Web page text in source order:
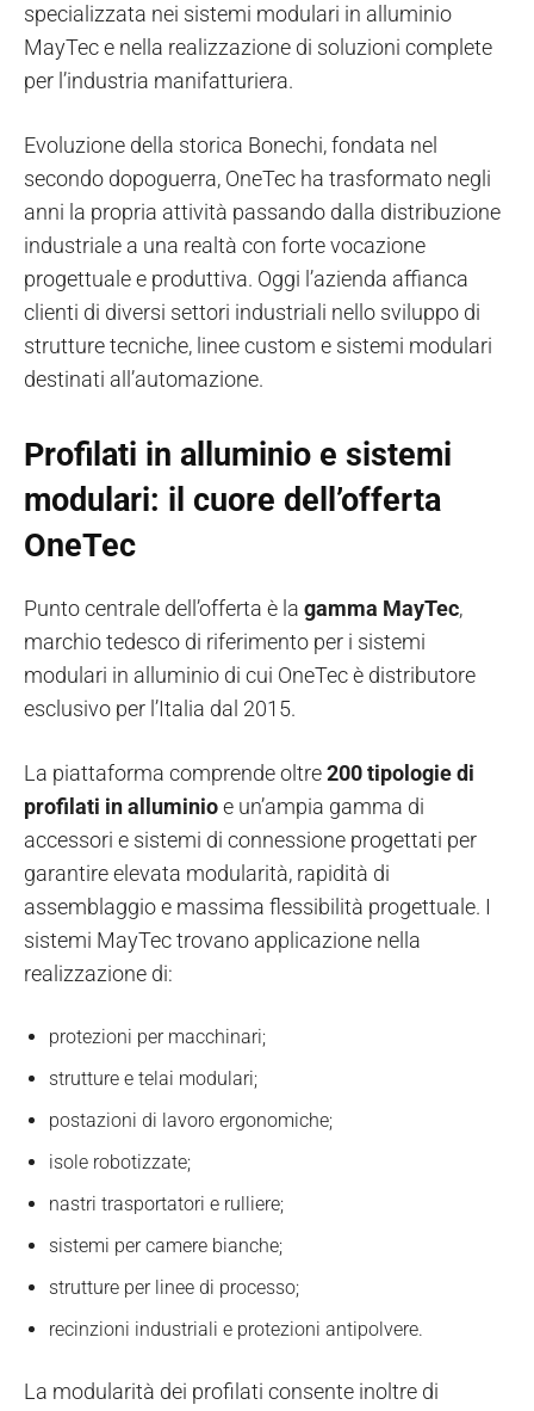
specializzata nei sistemi modulari in alluminio
MayTec e nella realizzazione di soluzioni complete
per l’industria manifatturiera.
Evoluzione della storica Bonechi, fondata nel
secondo dopoguerra, OneTec ha trasformato negli
anni la propria attività passando dalla distribuzione
industriale a una realtà con forte vocazione
progettuale e produttiva. Oggi l’azienda affianca
clienti di diversi settori industriali nello sviluppo di
strutture tecniche, linee custom e sistemi modulari
destinati all’automazione.
Profilati in alluminio e sistemi
modulari: il cuore dell’offerta
OneTec
Punto centrale dell’offerta è la gamma MayTec,
marchio tedesco di riferimento per i sistemi
modulari in alluminio di cui OneTec è distributore
esclusivo per l’Italia dal 2015.
La piattaforma comprende oltre200 tipologie di
profilati in alluminioe un’ampia gamma di
accessori e sistemi di connessione progettati per
garantire elevata modularità, rapidità di
assemblaggio e massima flessibilità progettuale. I
sistemi MayTec trovano applicazione nella
realizzazione di:
protezioni per macchinari;
strutture e telai modulari;
postazioni di lavoro ergonomiche;
isole robotizzate;
nastri trasportatori e rulliere;
sistemi per camere bianche;
strutture per linee di processo;
recinzioni industriali e protezioni antipolvere.
La modularità dei profilati consente inoltre di